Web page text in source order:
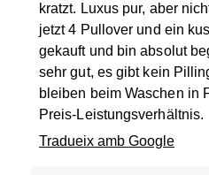
kratzt. Luxus pur, aber
jetzt 4 Pullover und ein
gekauft und bin absolut
sehr gut, es gibt kein
bleiben beim Waschen in
Preis-Leistungsverhältnis.
Tradueix amb Google